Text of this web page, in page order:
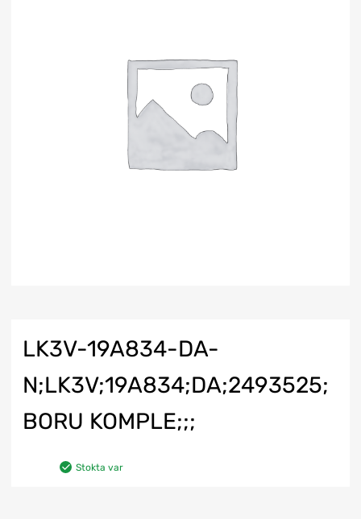
LK3V-19A834-DA-
N;LK3V;19A834;DA;2493525;
BORU KOMPLE;;;
Stokta var